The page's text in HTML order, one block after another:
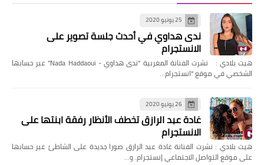
25 يونيو 2020
ندى هداوي في أحدث جلسة تصوير على
الانستجرام
هيت بلادي : نشرت الفنانة المغربية "ندى هداوي - Nada Haddaoui" عبر حسابها
الشخصي في موقع "انستجرام…
26 يونيو 2020
غادة عبد الرازق تخطف الأنظار رفقة ابنتها على
الانستجرام
هيت بلادي : نشرت الفنانة غادة عبد الرازق صورا جديدة على الشاطئ عبر حسابها
على موقع التواصل الاجتماعي إنستجرام. و…